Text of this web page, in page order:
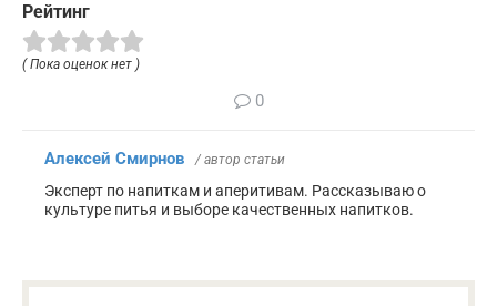
Рейтинг
( Пока оценок нет )
0
Алексей Смирнов / автор статьи
Эксперт по напиткам и аперитивам. Рассказываю о
культуре питья и выборе качественных напитков.